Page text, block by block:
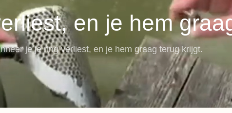
en je hem
je je ring verliest, en je hem graag terug krijgt.